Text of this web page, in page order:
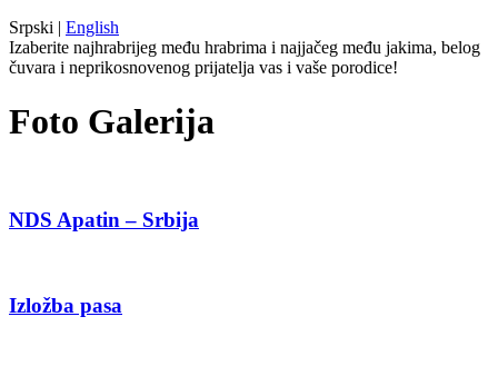
Srpski | English
Izaberite najhrabrijeg među hrabrima i najjačeg među jakima, belog
čuvara i neprikosnovenog prijatelja vas i vaše porodice!
Foto Galerija
NDS Apatin – Srbija
Izložba pasa